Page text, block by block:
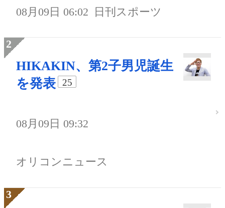
08月09日 06:02 日刊スポーツ
HIKAKIN、第2子男児誕生
を発表
25
08月09日 09:32
オリコンニュース